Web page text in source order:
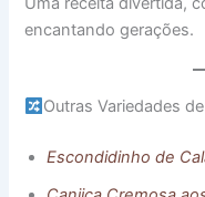
encantando gerações.
Outras Variedades
Escondidinho de